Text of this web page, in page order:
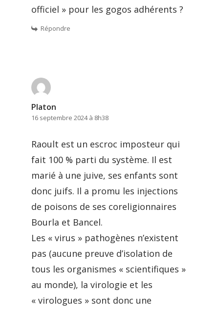
officiel » pour les gogos adhérents ?
Répondre
Platon
16 septembre 2024 à 8h38
Raoult est un escroc imposteur qui
fait 100 % parti du système. Il est
marié à une juive, ses enfants sont
donc juifs. Il a promu les injections
de poisons de ses coreligionnaires
Bourla et Bancel.
Les « virus » pathogènes n’existent
pas (aucune preuve d’isolation de
tous les organismes « scientifiques »
au monde), la virologie et les
« virologues » sont donc une